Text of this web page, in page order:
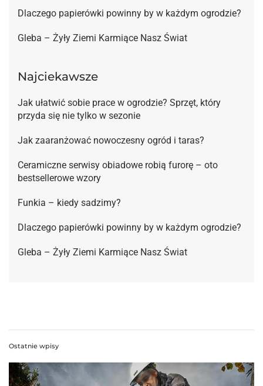
Dlaczego papierówki powinny by w każdym ogrodzie?
Gleba – Żyły Ziemi Karmiące Nasz Świat
Najciekawsze
Jak ułatwić sobie prace w ogrodzie? Sprzęt, który
przyda się nie tylko w sezonie
Jak zaaranżować nowoczesny ogród i taras?
Ceramiczne serwisy obiadowe robią furorę – oto
bestsellerowe wzory
Funkia – kiedy sadzimy?
Dlaczego papierówki powinny by w każdym ogrodzie?
Gleba – Żyły Ziemi Karmiące Nasz Świat
Ostatnie wpisy